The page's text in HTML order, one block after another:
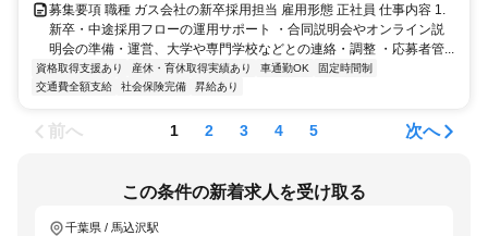
募集要項 職種 ガス会社の新卒採用担当 雇用形態 正社員 仕事内容 1.
新卒・中途採用フローの運用サポート ・合同説明会やオンライン説
明会の準備・運営、大学や専門学校などとの連絡・調整 ・応募者管...
資格取得支援あり 産休・育休取得実績あり 車通勤OK
固定時間制
交通費全額支給
社会保険完備 昇給あり
前へ 1 2 3 4 5 次へ
この条件の新着求人を受け取る
千葉県 / 馬込沢駅